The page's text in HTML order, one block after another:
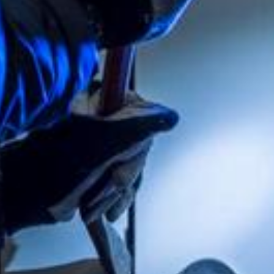
Südostschweiz bei Google bevorzugen
Am Sonntag, in der Zeit zwischen 13.15 und 21.30 Uhr, ist es in
Wagen in Rapperswil-Jona zu einem Einbruch gekommen, wie die
Kantonspolizei St.
Gallen gestern mitteilte. Demnach kletterte eine